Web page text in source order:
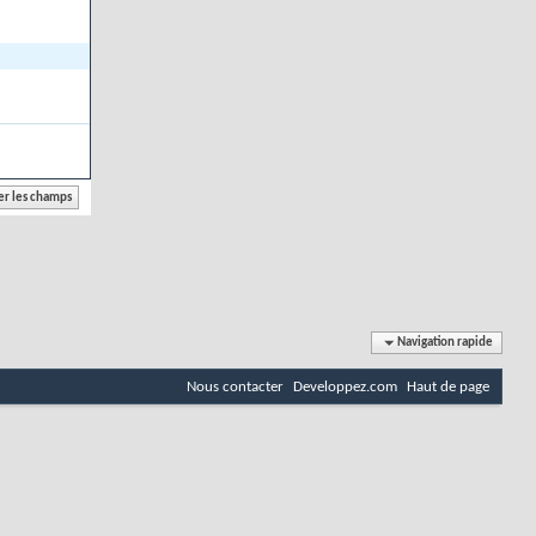
Navigation rapide
Nous contacter Developpez.com Haut de page